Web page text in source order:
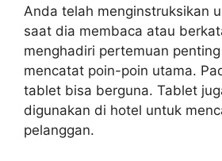
Anda telah menginstruksikan
saat dia membaca atau
menghadiri pertemuan
mencatat poin-poin utama.
tablet bisa berguna. Tablet
digunakan di hotel untuk
pelanggan.